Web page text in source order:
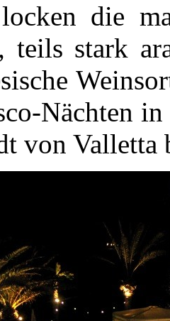
die
teils stark
Nächten
von Valletta